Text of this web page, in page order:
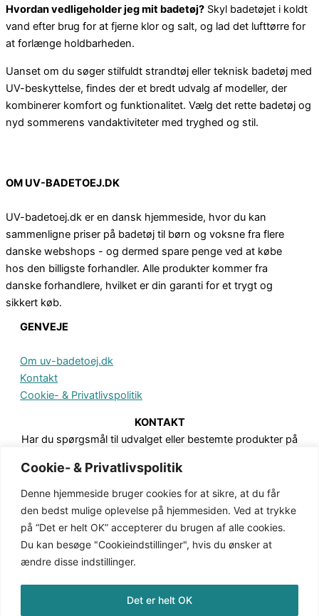
Cookie- & Privatlivspolitik
Denne hjemmeside bruger cookies for at sikre, at du får
den bedst mulige oplevelse på hjemmesiden. Ved at trykke
på “Det er helt OK” accepterer du brugen af alle cookies.
Du kan besøge "Cookieindstillinger", hvis du ønsker at
ændre disse indstillinger.
Det er helt OK
Hvordan vedligeholder jeg mit badetøj? Skyl badetøjet i koldt
vand efter brug for at fjerne klor og salt, og lad det lufttørre for
at forlænge holdbarheden.
Uanset om du søger stilfuldt strandtøj eller teknisk badetøj med
UV-beskyttelse, findes der et bredt udvalg af modeller, der
kombinerer komfort og funktionalitet. Vælg det rette badetøj og
nyd sommerens vandaktiviteter med tryghed og stil.
OM UV-BADETOEJ.DK
UV-badetoej.dk er en dansk hjemmeside, hvor du kan
sammenligne priser på badetøj til børn og voksne fra flere
danske webshops - og dermed spare penge ved at købe
hos den billigste forhandler. Alle produkter kommer fra
danske forhandlere, hvilket er din garanti for et trygt og
sikkert køb.
GENVEJE
Om uv-badetoej.dk
Kontakt
Cookie- & Privatlivspolitik
KONTAKT
Har du spørgsmål til udvalget eller bestemte produkter på
Det kan du gøre via formularen på Kontakt-siden.